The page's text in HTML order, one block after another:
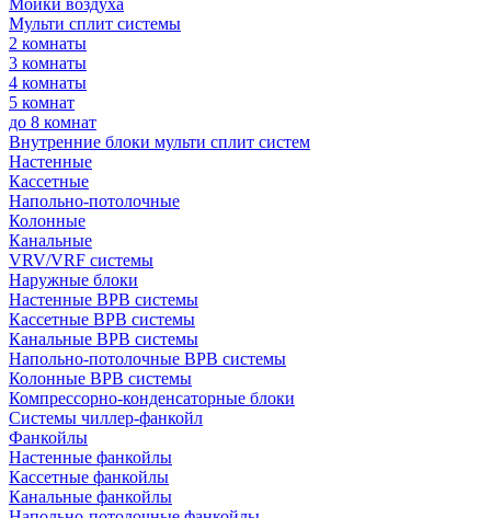
Мойки воздуха
Мульти сплит системы
2 комнаты
3 комнаты
4 комнаты
5 комнат
до 8 комнат
Внутренние блоки мульти сплит систем
Настенные
Кассетные
Напольно-потолочные
Колонные
Канальные
VRV/VRF системы
Наружные блоки
Настенные ВРВ системы
Кассетные ВРВ системы
Канальные ВРВ системы
Напольно-потолочные ВРВ системы
Колонные ВРВ системы
Компрессорно-конденсаторные блоки
Системы чиллер-фанкойл
Фанкойлы
Настенные фанкойлы
Кассетные фанкойлы
Канальные фанкойлы